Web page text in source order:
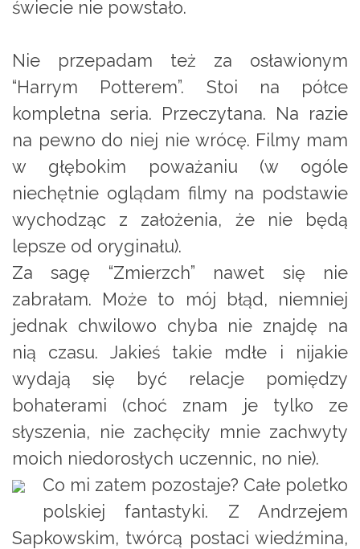
świecie nie powstało.
Nie przepadam też za osławionym
“Harrym Potterem”. Stoi na półce
kompletna seria. Przeczytana. Na razie
na pewno do niej nie wrócę. Filmy mam
w głębokim poważaniu (w ogóle
niechętnie oglądam filmy na podstawie
wychodząc z założenia, że nie będą
lepsze od oryginału).
Za sagę “Zmierzch” nawet się nie
zabrałam. Może to mój błąd, niemniej
jednak chwilowo chyba nie znajdę na
nią czasu. Jakieś takie mdłe i nijakie
wydają się być relacje pomiędzy
bohaterami (choć znam je tylko ze
słyszenia, nie zachęciły mnie zachwyty
moich niedorosłych uczennic, no nie).
Co mi zatem pozostaje? Całe poletko
polskiej fantastyki. Z Andrzejem
Sapkowskim, twórcą postaci wiedźmina,